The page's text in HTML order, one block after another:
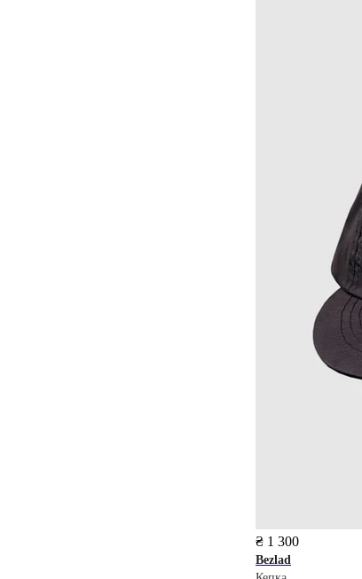
₴ 1 300
Bezlad